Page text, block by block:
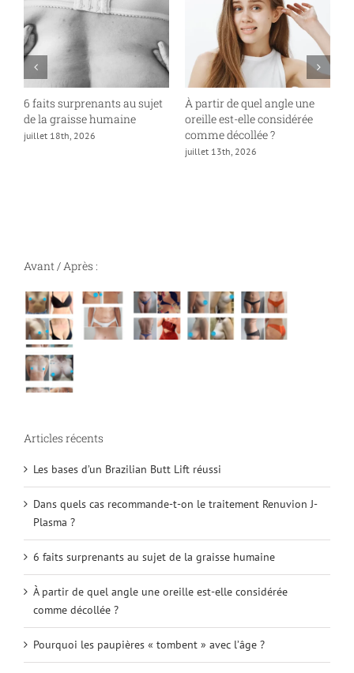
6 faits surprenants au sujet
de la graisse humaine
juillet 18th, 2026
À partir de quel angle une
oreille est-elle considérée
comme décollée ?
juillet 13th, 2026
Avant / Après :
Articles récents
Les bases d’un Brazilian Butt Lift réussi
Dans quels cas recommande-t-on le traitement Renuvion J-
Plasma ?
6 faits surprenants au sujet de la graisse humaine
À partir de quel angle une oreille est-elle considérée
comme décollée ?
Pourquoi les paupières « tombent » avec l’âge ?